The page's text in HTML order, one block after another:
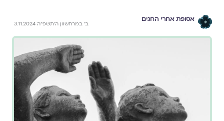
אסופת אחרי החגים
ב׳ במרחשוון ה׳תשפ״ה 3.11.2024